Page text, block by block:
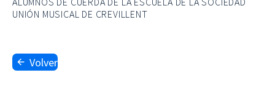
UNIÓN MUSICAL DE CREVILLENT
Volver